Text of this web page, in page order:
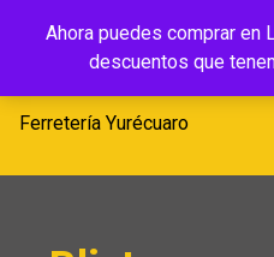
Ahora puedes comprar en
descuentos que
Ferretería
Yurécuaro
Ferretería Yurécuaro